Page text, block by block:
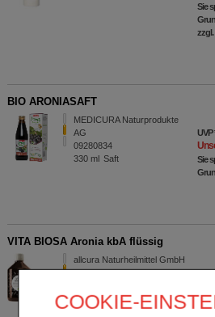
COOKIE-
Sie
BIO ARONIASAFT
MEDICURA Naturprodukte
AG
09280834
330 ml Saft
UVP
Sie
VITA BIOSA Aronia kbA flüssig
allcura Naturheilmittel GmbH
00758949
UVP
Sie